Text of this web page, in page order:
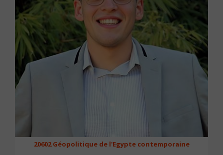
20602 Géopolitique de l'Egypte contemporaine